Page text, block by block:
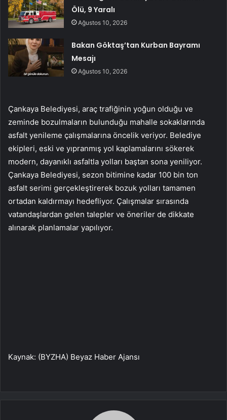
Ölü, 9 Yaralı
Ağustos 10, 2026
Bakan Göktaş’tan Kurban Bayramı
Mesajı
Ağustos 10, 2026
Çankaya Belediyesi, araç trafiğinin yoğun olduğu ve
zeminde bozulmaların bulunduğu mahalle sokaklarında
asfalt yenileme çalışmalarına öncelik veriyor. Belediye
ekipleri, eski ve yıpranmış yol kaplamalarını sökerek
modern, dayanıklı asfaltla yolları baştan sona yeniliyor.
Çankaya Belediyesi, sezon bitimine kadar 100 bin ton
asfalt serimi gerçekleştirerek bozuk yolları tamamen
ortadan kaldırmayı hedefliyor. Çalışmalar sırasında
vatandaşlardan gelen talepler ve öneriler de dikkate
alınarak planlamalar yapılıyor.
Kaynak: (BYZHA) Beyaz Haber Ajansı